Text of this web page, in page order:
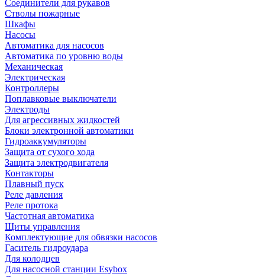
Соединители для рукавов
Стволы пожарные
Шкафы
Насосы
Автоматика для насосов
Автоматика по уровню воды
Механическая
Электрическая
Контроллеры
Поплавковые выключатели
Электроды
Для агрессивных жидкостей
Блоки электронной автоматики
Гидроаккумуляторы
Защита от сухого хода
Защита электродвигателя
Контакторы
Плавный пуск
Реле давления
Реле протока
Частотная автоматика
Щиты управления
Комплектующие для обвязки насосов
Гаситель гидроудара
Для колодцев
Для насосной станции Esybox